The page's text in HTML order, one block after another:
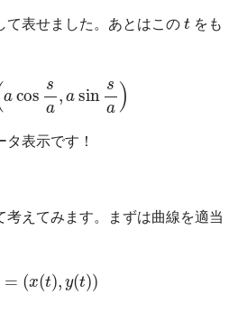
て表せました。あとはこの t
t をも
a cos
s
a
, a sin
s
a )
a a a)
表示です！
考えてみます。まずは曲線を適当
= (x(t), y(t))
(x (t),y ))